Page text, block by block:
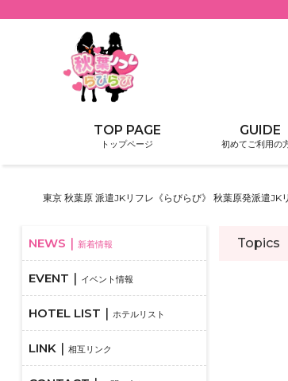
トップページ 初めてご利用の
東京 秋葉原 派遣JKリフレ《らびらび》 秋葉原発派遣JK
Topics
新着情報
イベント情報
ホテルリスト
相互リンク